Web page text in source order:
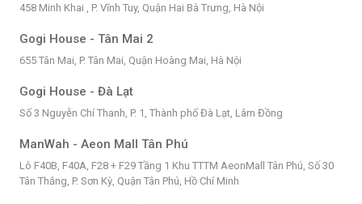
458 Minh Khai , P. Vĩnh Tuy, Quận Hai Bà Trưng, Hà Nội
Gogi House - Tân Mai 2
655 Tân Mai, P. Tân Mai, Quận Hoàng Mai, Hà Nội
Gogi House - Đà Lạt
Số 3 Nguyễn Chí Thanh, P. 1, Thành phố Đà Lạt, Lâm Đồng
ManWah - Aeon Mall Tân Phú
Lô F40B, F40A, F28 + F29 Tầng 1 Khu TTTM AeonMall Tân Phú, Số 30
Tân Thắng, P. Sơn Kỳ, Quận Tân Phú, Hồ Chí Minh